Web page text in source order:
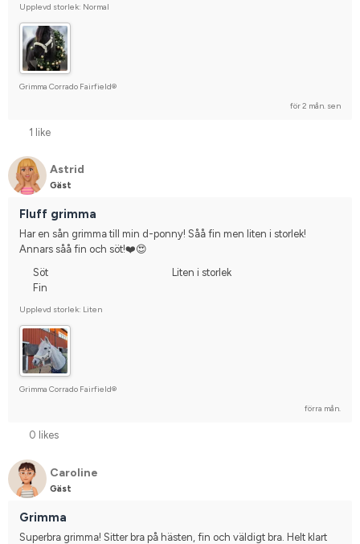
Upplevd storlek: Normal
Grimma Corrado Fairfield®
för 2 mån. sen
1 like
Astrid
Gäst
Fluff grimma
Har en sån grimma till min d-ponny! Såå fin men liten i storlek!
Annars såå fin och söt!❤️😍
Söt
Fin
Liten i storlek
Upplevd storlek: Liten
Grimma Corrado Fairfield®
förra mån.
0 likes
Caroline
Gäst
Grimma
Superbra grimma! Sitter bra på hästen, fin och väldigt bra. Helt klart